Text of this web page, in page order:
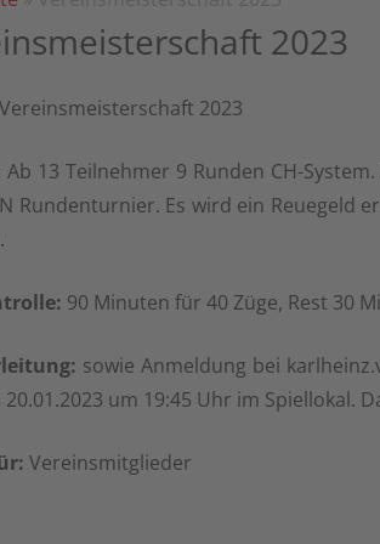
VORSTÄNDE
MITGLIED WERDEN
SATZUNG HAUPTVEREIN SKG
3.
1.-3.
BLITZ AM
2023
Vereinsmeisterschaft 2023
Ab 13 Teilnehmer 9 Runden CH-
Rundenturnier. Es wird ein Reuegeld
90 Minuten für 40 Züge, Rest 30
sowie Anmeldung bei
20.01.2023 um 19:45 Uhr im Spiellokal.
Vereinsmitglieder